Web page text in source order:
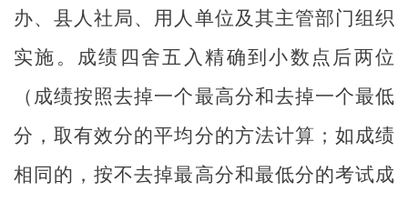
办、县人社局、用人单位及其主管部门组织
实施。 成绩四舍五入精确到小数点后两位
（成绩按照去掉一个最高分和去掉一个最低
分，取有效分的平均分的方法计算；如成绩
相同的，按不去掉最高分和最低分的考试成